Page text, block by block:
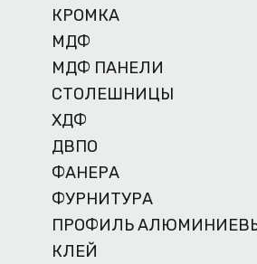
КРОМКА
МДФ
МДФ ПАНЕЛИ
СТОЛЕШНИЦЫ
ХДФ
ДВПО
ФАНЕРА
ФУРНИТУРА
ПРОФИЛЬ
КЛЕЙ